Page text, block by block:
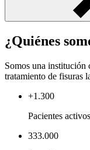
¿Quiénes
Somos una institución
tratamiento de fisuras
+1.300
Pacientes activos
333.000